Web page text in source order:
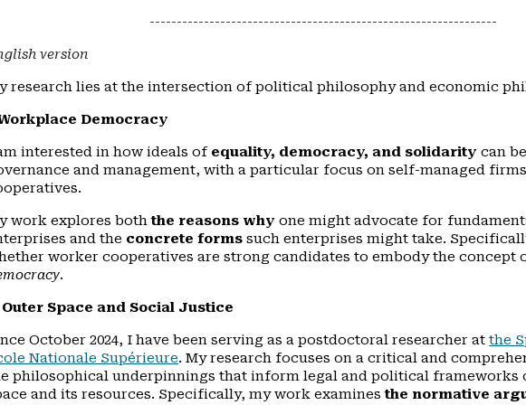
----------------------------------------------------------------
version
research lies at the intersection of political philosophy and economic
Democracy
interested in how ideals of equality, democracy, and solidaritycan
and management, with a particular focus on self-managed
work explores boththe reasons why one might advocate for
and the concrete forms such enterprises might take.
worker cooperatives are strong candidates to embody the concept
.
Outer Space and Social Justice
October 2024, I have been serving as a postdoctoral researcher atthe
Nationale Supérieure. My research focuses on a critical and
philosophical underpinnings that inform legal and political frameworks
and its resources. Specifically, my work examinesthe normative